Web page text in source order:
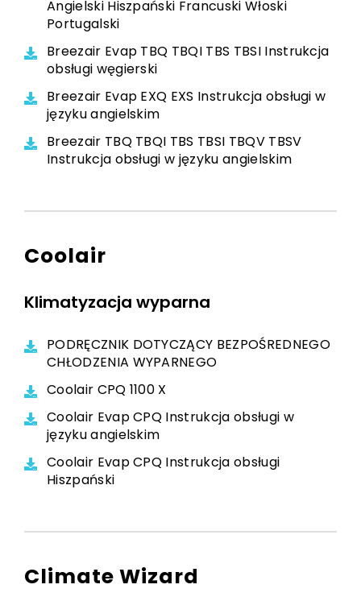
Angielski Hiszpański Francuski Włoski
Portugalski
Breezair Evap TBQ TBQI TBS TBSI Instrukcja
obsługi węgierski
Breezair Evap EXQ EXS Instrukcja obsługi w
języku angielskim
Breezair TBQ TBQI TBS TBSI TBQV TBSV
Instrukcja obsługi w języku angielskim
Coolair
Klimatyzacja wyparna
PODRĘCZNIK DOTYCZĄCY BEZPOŚREDNEGO
CHŁODZENIA WYPARNEGO
Coolair CPQ 1100 X
Coolair Evap CPQ Instrukcja obsługi w
języku angielskim
Coolair Evap CPQ Instrukcja obsługi
Hiszpański
Climate Wizard